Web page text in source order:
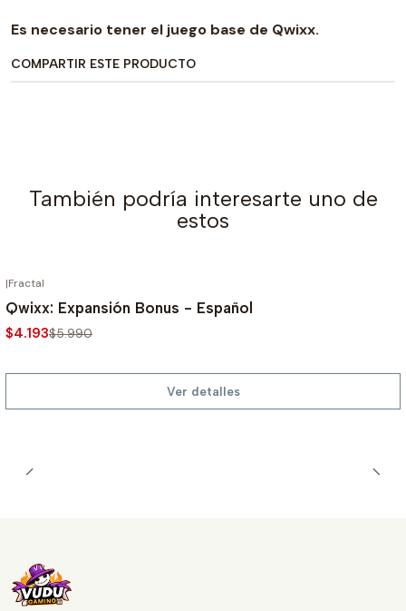
Es necesario tener el juego base de Qwixx.
COMPARTIR ESTE PRODUCTO
También podría interesarte uno de
estos
-30%
|Fractal
Qwixx: Expansión Bonus - Español
$4.193$5.990
Ver detalles